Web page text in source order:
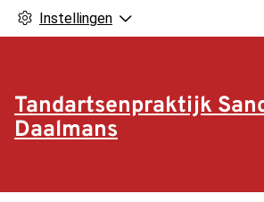
Instellingen
Tandartsenpraktijk
Daalmans